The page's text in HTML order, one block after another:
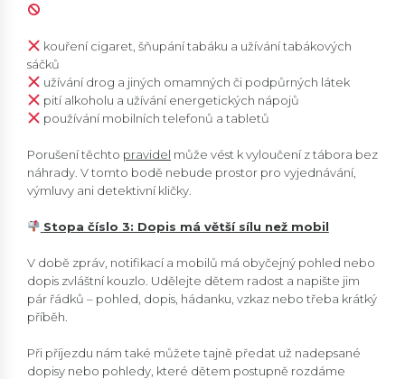
kouření cigaret, šňupání tabáku a užívání tabákových
sáčků
užívání drog a jiných omamných či podpůrných látek
pití alkoholu a užívání energetických nápojů
používání mobilních telefonů a tabletů
Porušení těchto pravidel může vést k vyloučení z tábora bez
náhrady. V tomto bodě nebude prostor pro vyjednávání,
výmluvy ani detektivní kličky.
Stopa číslo 3: Dopis má větší sílu než mobil
V době zpráv, notifikací a mobilů má obyčejný pohled nebo
dopis zvláštní kouzlo. Udělejte dětem radost a napište jim
pár řádků – pohled, dopis, hádanku, vzkaz nebo třeba krátký
příběh.
Při příjezdu nám také můžete tajně předat už nadepsané
dopisy nebo pohledy, které dětem postupně rozdáme